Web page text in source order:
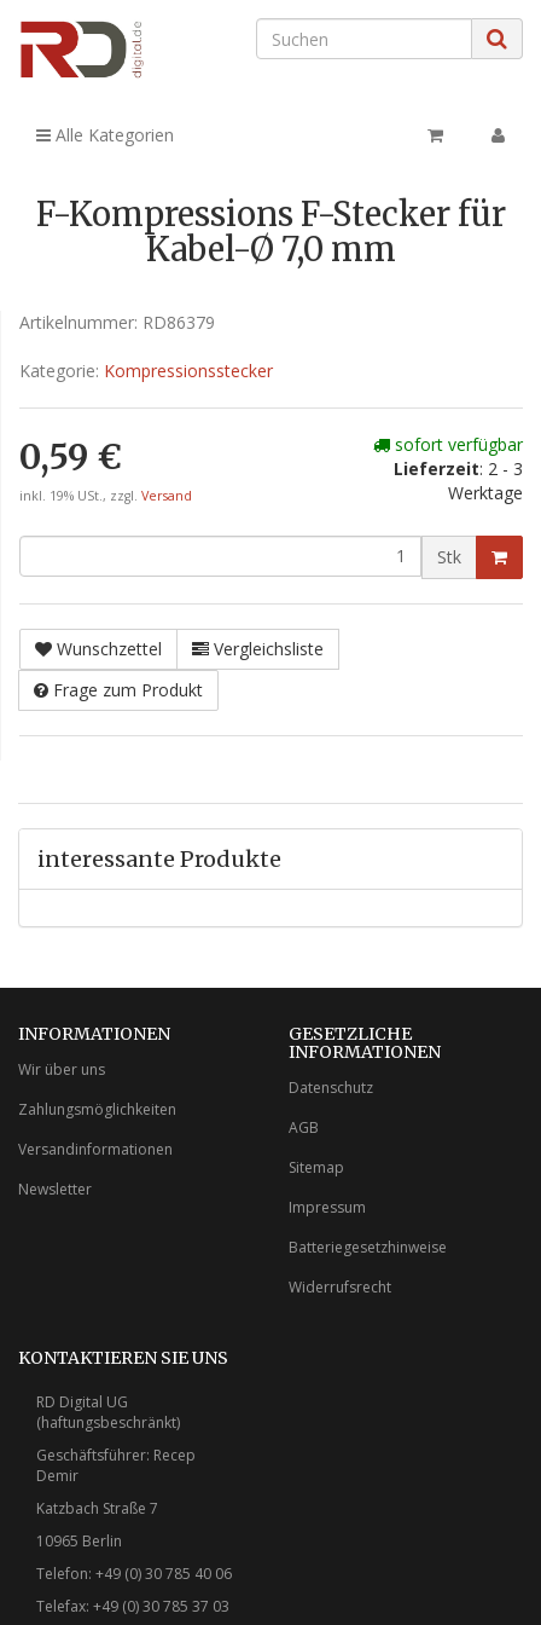
Alle Kategorien
F-Kompressions F-Stecker für
Kabel-Ø 7,0 mm
Artikelnummer: RD86379
Kategorie: Kompressionsstecker
0,59 €
inkl. 19% USt., zzgl. Versand
sofort verfügbar
Lieferzeit: 2 - 3
Werktage
Stk
Wunschzettel
Vergleichsliste
Frage zum Produkt
interessante Produkte
INFORMATIONEN
Wir über uns
Zahlungsmöglichkeiten
Versandinformationen
Newsletter
GESETZLICHE
INFORMATIONEN
Datenschutz
AGB
Sitemap
Impressum
Batteriegesetzhinweise
Widerrufsrecht
KONTAKTIEREN SIE UNS
RD Digital UG
(haftungsbeschränkt)
Geschäftsführer: Recep
Demir
Katzbach Straße 7
10965 Berlin
Telefon: +49 (0) 30 785 40 06
Telefax: +49 (0) 30 785 37 03